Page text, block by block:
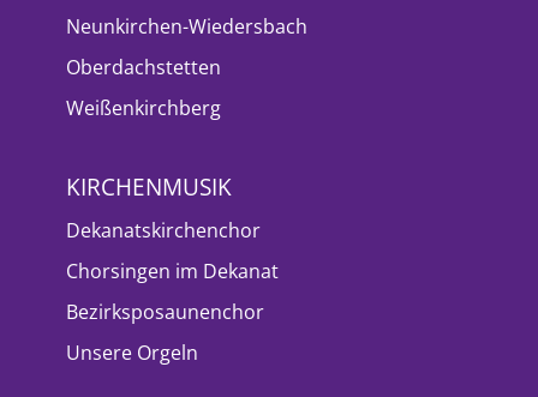
Neunkirchen-Wiedersbach
Oberdachstetten
Weißenkirchberg
KIRCHENMUSIK
Dekanatskirchenchor
Chorsingen im Dekanat
Bezirksposaunenchor
Unsere Orgeln